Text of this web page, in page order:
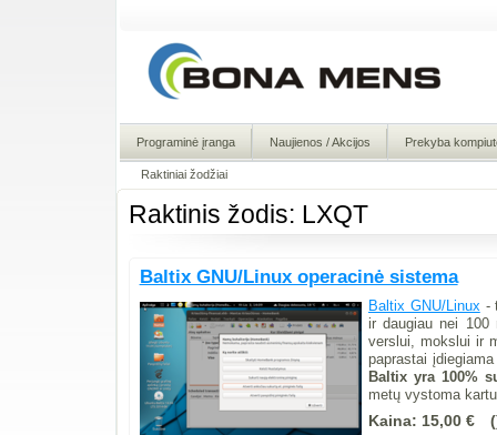
Programinė įranga Naujienos / Akcijos Prekyba
Raktiniai žodžiai
Raktinis žodis: LXQT
Baltix GNU/Linux operacinė sistema
Baltix GNU/Linux-
ir daugiau nei 100
verslui, mokslui ir
paprastai
Baltix yra 100%
metų vystoma
Kaina: 15,00 €